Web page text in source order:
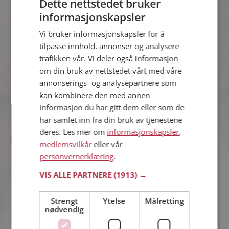
Lukas
34 år fra Lillehammer i Innlandet
Søker kvinne 23 - 39 år
Liker du å reise? Det gjør kanskje
Lukas også. Bli medlem nå for å finne
svaret og mengder av andre
spennende fakta.
Thomas
42 år fra Lillehammer i Innlandet
deg? Bli medlem og se hva Thomas
liker å gjøre om kvelden. Kanskje en
Dette nettstedet bruker
informasjonskapsler
Vi bruker informasjonskapsler for å
tilpasse innhold, annonser og analysere
trafikken vår. Vi deler også informasjon
om din bruk av nettstedet vårt med våre
annonserings- og analysepartnere som
kan kombinere den med annen
informasjon du har gitt dem eller som de
har samlet inn fra din bruk av tjenestene
deres. Les mer om informasjonskapsler,
medlemsvilkåreller vår
personvernerklæring.
VIS ALLE PARTNERE(1913) →
Strengt
nødvendig
Ytelse Målretting